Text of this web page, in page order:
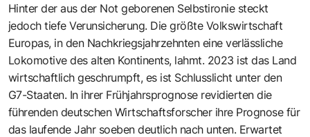
Hinter der aus der Not geborenen Selbstironie steckt
jedoch tiefe Verunsicherung. Die größte Volkswirtschaft
Europas, in den Nachkriegsjahrzehnten eine verlässliche
Lokomotive des alten Kontinents, lahmt. 2023 ist das Land
wirtschaftlich geschrumpft, es ist Schlusslicht unter den
G7-Staaten. In ihrer Frühjahrsprognose revidierten die
führenden deutschen Wirtschaftsforscher ihre Prognose für
das laufende Jahr soeben deutlich nach unten. Erwartet